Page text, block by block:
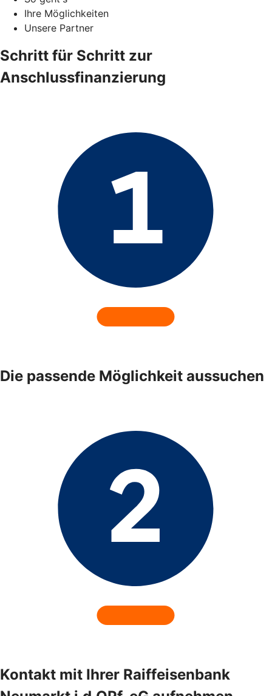
Ihre Möglichkeiten
Unsere Partner
Schritt für Schritt zur
Anschlussfinanzierung
Die passende Möglichkeit aussuchen
Kontakt mit Ihrer Raiffeisenbank